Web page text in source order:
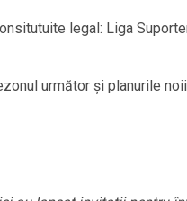
legal: Liga
următor și planurile